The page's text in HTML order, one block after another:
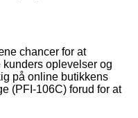
chancer for at
oplevelser og
på online butikkens
(PFI-106C) forud for at